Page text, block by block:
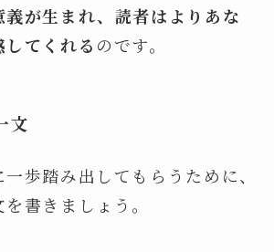
が生まれ、読者はよりあな
てくれる のです。
文
歩踏み出してもらうために、
書きましょう。